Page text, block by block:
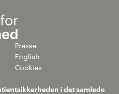
Presse
English
Cookies
i det samlede